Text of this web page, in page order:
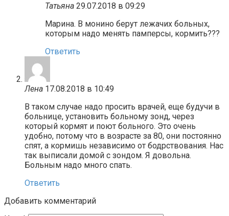
Татьяна 29.07.2018 в 09:29
Марина. В монино берут лежачих больных,
которым надо менять памперсы, кормить???
Ответить
Лена 17.08.2018 в 10:49
В таком случае надо просить врачей, еще будучи в
больнице, установить больному зонд, через
который кормят и поют больного. Это очень
удобно, потому что в возрасте за 80, они постоянно
спят, а кормишь независимо от бодрствования. Нас
так выписали домой с зондом. Я довольна.
Больным надо много спать.
Ответить
Добавить комментарий